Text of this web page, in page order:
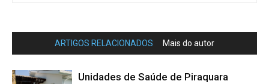
ARTIGOS RELACIONADOS Mais do autor
Unidades de Saúde de Piraquara